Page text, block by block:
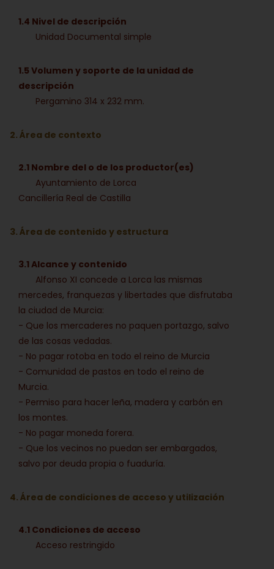
1.4 Nivel de descripción
Unidad Documental simple
1.5 Volumen y soporte de la unidad de
descripción
Pergamino 314 x 232 mm.
2. Área de contexto
2.1 Nombre del o de los productor(es)
Ayuntamiento de Lorca
Cancillería Real de Castilla
3. Área de contenido y estructura
3.1 Alcance y contenido
Alfonso XI concede a Lorca las mismas
mercedes, franquezas y libertades que disfrutaba
la ciudad de Murcia:
- Que los mercaderes no paquen portazgo, salvo
de las cosas vedadas.
- No pagar rotoba en todo el reino de Murcia
- Comunidad de pastos en todo el reino de
Murcia.
- Permiso para hacer leña, madera y carbón en
los montes.
- No pagar moneda forera.
- Que los vecinos no puedan ser embargados,
salvo por deuda propia o fuaduría.
4. Área de condiciones de acceso y utilización
4.1 Condiciones de acceso
Acceso restringido